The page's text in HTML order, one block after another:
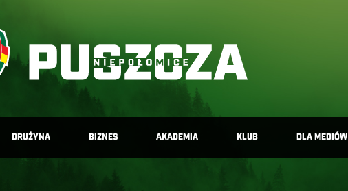
DRUŻYNA BIZNES AKADEMIA KLUB DLA MEDIÓW